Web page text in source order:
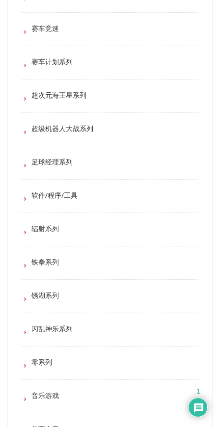
赛车竞速
赛车计划系列
超次元海王星系列
超级机器人大战系列
足球经理系列
软件/程序/工具
辐射系列
铁拳系列
锈湖系列
闪乱神乐系列
零系列
音乐游戏 1